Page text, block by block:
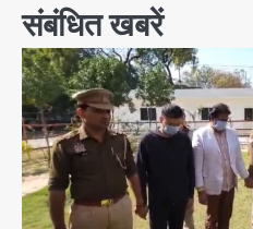
संबंधित खबरें